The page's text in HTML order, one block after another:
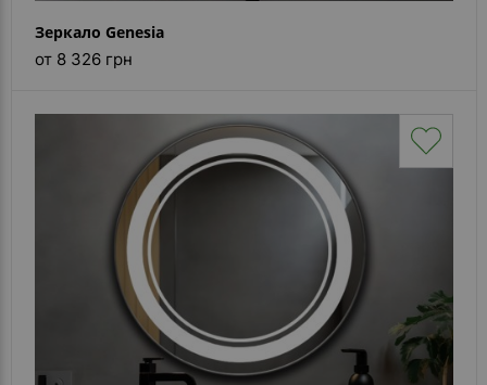
Зеркало Genesia
от 8 326 грн